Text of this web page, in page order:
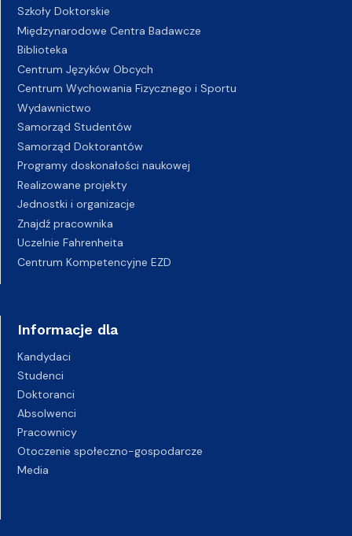
Szkoły Doktorskie
Międzynarodowe Centra Badawcze
Biblioteka
Centrum Języków Obcych
Centrum Wychowania Fizycznego i Sportu
Wydawnictwo
Samorząd Studentów
Samorząd Doktorantów
Programy doskonałości naukowej
Realizowane projekty
Jednostki i organizacje
Znajdź pracownika
Uczelnie Fahrenheita
Centrum Kompetencyjne EZD
Informacje dla
Kandydaci
Studenci
Doktoranci
Absolwenci
Pracownicy
Otoczenie społeczno-gospodarcze
Media